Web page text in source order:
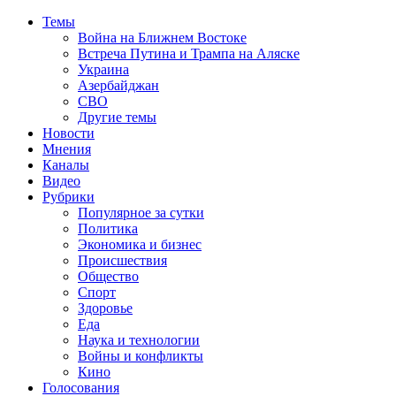
Темы
Война на Ближнем Востоке
Встреча Путина и Трампа на Аляске
Украина
Азербайджан
СВО
Другие темы
Новости
Мнения
Каналы
Видео
Рубрики
Популярное за сутки
Политика
Экономика и бизнес
Происшествия
Общество
Спорт
Здоровье
Еда
Наука и технологии
Войны и конфликты
Кино
Голосования